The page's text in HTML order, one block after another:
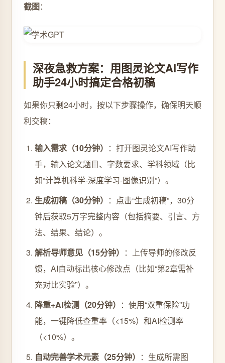
截图：
深夜急救方案：用图灵论文AI写作
助手24小时搞定合格初稿
如果你只剩24小时，按以下步骤操作，确保明天顺
利交稿：
输入需求（10分钟） ：打开图灵论文AI写作助
手，输入论文题目、字数要求、学科领域（比
如“计算机科学-深度学习-图像识别”）。
生成初稿（30分钟） ：点击“生成初稿”，30分
钟后获取5万字完整内容（包括摘要、引言、方
法、结果、结论）。
解析导师意见（15分钟） ：上传导师的修改反
馈，AI自动标出核心修改点（比如“第2章需补
充对比实验”）。
降重+AI检测（20分钟） ：使用“双重保险”功
能，一键降低查重率（<15%）和AI检测率
（<10%）。
自动完善学术元素（25分钟） ：生成所需图